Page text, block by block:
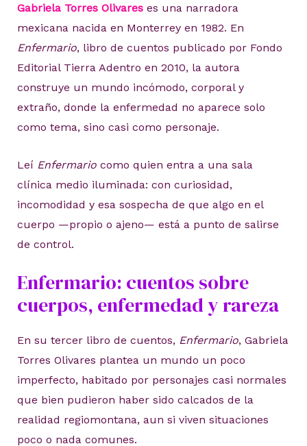
Gabriela Torres Olivareses una narradora
mexicana nacida en Monterrey en 1982. En
Enfermario, libro de cuentos publicado por Fondo
Editorial Tierra Adentro en 2010, la autora
construye un mundo incómodo, corporal y
extraño, donde la enfermedad no aparece solo
como tema, sino casi como personaje.
Leí Enfermariocomo quien entra a una sala
clínica medio iluminada: con curiosidad,
incomodidad y esa sospecha de que algo en el
cuerpo —propio o ajeno— está a punto de salirse
de control.
Enfermario: cuentos sobre
cuerpos, enfermedad y rareza
En su tercer libro de cuentos, Enfermario, Gabriela
Torres Olivares plantea un mundo un poco
imperfecto, habitado por personajes casi normales
que bien pudieron haber sido calcados de la
realidad regiomontana, aun si viven situaciones
poco o nada comunes.